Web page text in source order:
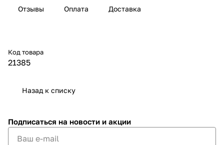
Отзывы Оплата Доставка
Код товара
21385
Назад к списку
Подписаться на новости и акции